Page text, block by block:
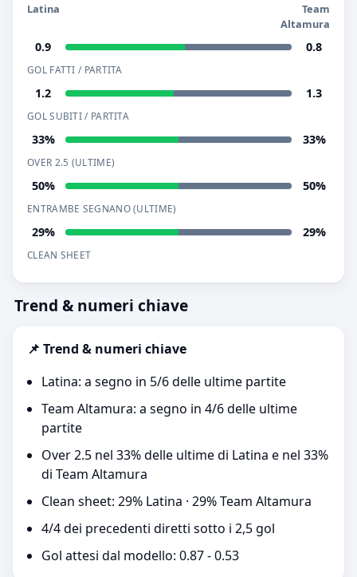
Latina
Team
Altamura
0.9 0.8
GOL FATTI / PARTITA
1.2 1.3
GOL SUBITI / PARTITA
33% 33%
OVER 2.5 (ULTIME)
50% 50%
ENTRAMBE SEGNANO (ULTIME)
29% 29%
CLEAN SHEET
Trend & numeri chiave
📌 Trend & numeri chiave
Latina: a segno in 5/6 delle ultime partite
Team Altamura: a segno in 4/6 delle ultime
partite
Over 2.5 nel 33% delle ultime di Latina e nel 33%
di Team Altamura
Clean sheet: 29% Latina · 29% Team Altamura
4/4 dei precedenti diretti sotto i 2,5 gol
Gol attesi dal modello: 0.87 - 0.53